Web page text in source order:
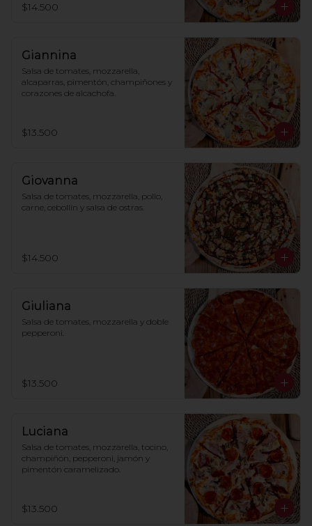
$14.500
Giannina
Salsa de tomates, mozzarella,
alcaparras, pimentón, champiñones y
corazones de alcachofa.
$13.500
Giovanna
Salsa de tomates, mozzarella, pollo,
carne, cebollín y salsa de ostras.
$14.500
Giuliana
Salsa de tomates, mozzarella y doble
pepperoni.
$13.500
Luciana
Salsa de tomates, mozzarella, tocino,
champiñón, pepperoni, jamón y
pimentón caramelizado.
$13.500